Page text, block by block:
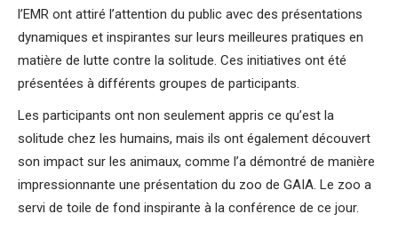
l’EMR ont attiré l’attention du public avec des présentations
dynamiques et inspirantes sur leurs meilleures pratiques en
matière de lutte contre la solitude. Ces initiatives ont été
présentées à différents groupes de participants.
Les participants ont non seulement appris ce qu’est la
solitude chez les humains, mais ils ont également découvert
son impact sur les animaux, comme l’a démontré de manière
impressionnante une présentation du zoo de GAIA. Le zoo a
servi de toile de fond inspirante à la conférence de ce jour.